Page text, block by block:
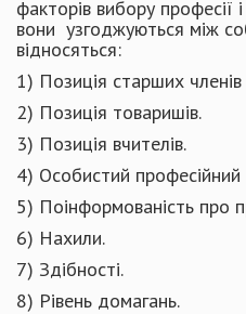
факторів вибору професії
вони узгоджуються між
відносяться:
1) Позиція старших членів
2) Позиція товаришів.
3) Позиція вчителів.
4) Особистий професійний
5) Поінформованість про
6) Нахили.
7) Здібності.
8) Рівень домагань.